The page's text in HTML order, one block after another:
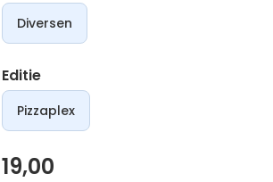
Diversen
Editie
Pizzaplex
19,00